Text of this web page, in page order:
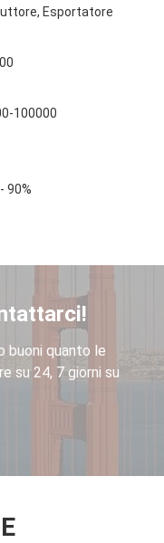
Esportatore
100000
90%
buoni quanto le
su 24, 7 giorni su